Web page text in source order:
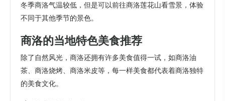
冬季商洛气温较低，但是可以前往商洛莲花山看雪景，体验
不同于其他季节的景色。
商洛的当地特色美食推荐
除了自然风光，商洛还拥有许多美食值得一试，如商洛油
茶、商洛烧烤、商洛米皮等，每一样美食都代表着商洛独特
的美食文化。